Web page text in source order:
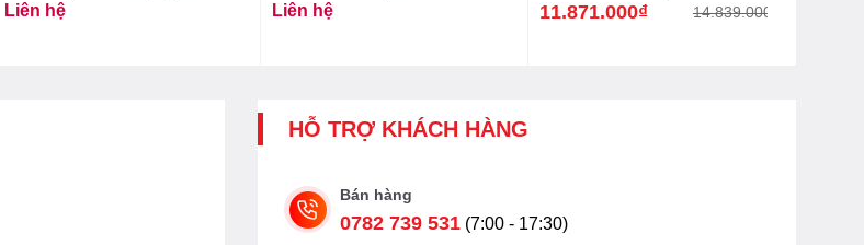
Liên hệ Liên hệ
14.839.000
Giá
11.871.000₫
Giá
HỖ TRỢ KHÁCH HÀNG
Bán hàng
0782 739 531 (7:00 - 17:30)